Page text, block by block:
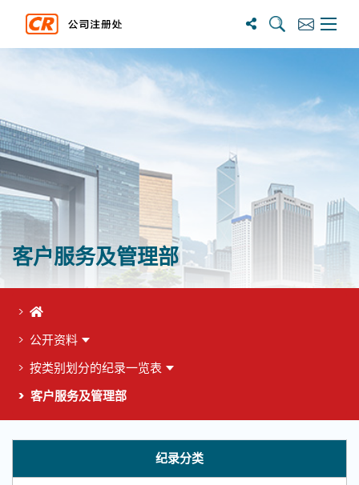
搜尋 訂閱主選
客户服务及管理部
首页
公开资料
按类别划分的纪录一览表
客户服务及管理部
纪录分类